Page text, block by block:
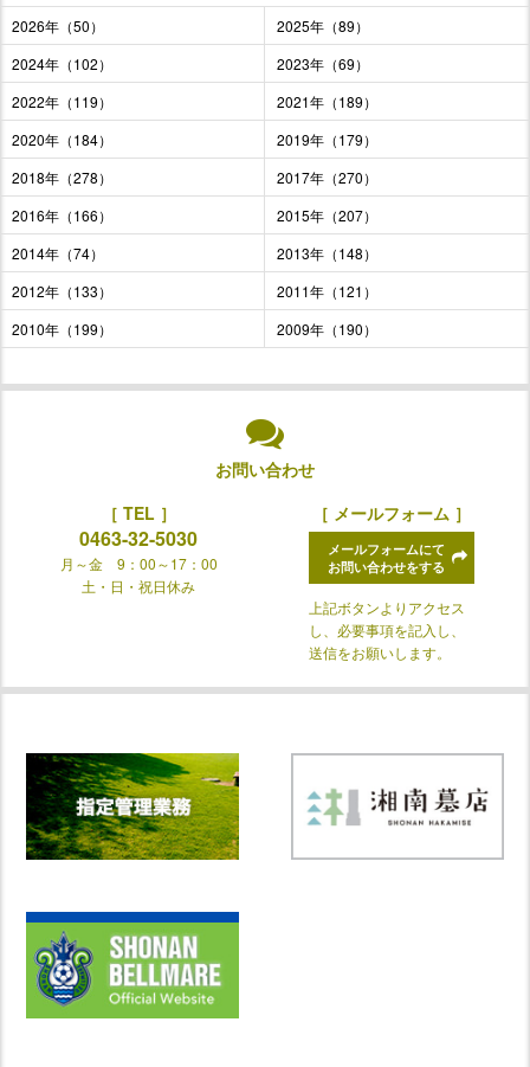
2026年（50）
2025年（89）
2024年（102）
2023年（69）
2022年（119）
2021年（189）
2020年（184）
2019年（179）
2018年（278）
2017年（270）
2016年（166）
2015年（207）
2014年（74）
2013年（148）
2012年（133）
2011年（121）
2010年（199）
2009年（190）
お問い合わせ
［ TEL ］
0463-32-5030
月～金 9：00～17：00
土・日・祝日休み
［ メールフォーム ］
メールフォームにて
お問い合わせをする
上記ボタンよりアクセス
し、必要事項を記入し、
送信をお願いします。